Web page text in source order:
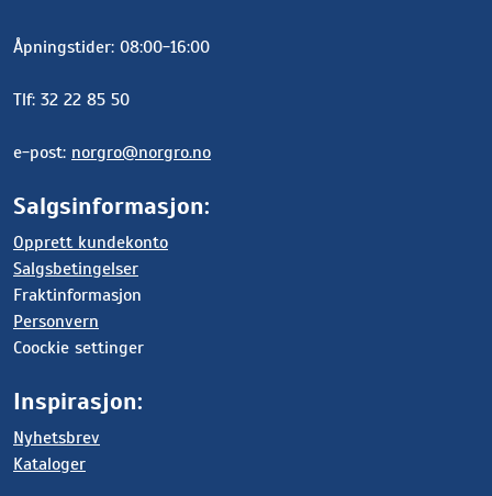
Åpningstider: 08:00-16:00
Tlf: 32 22 85 50
e-post: norgro@norgro.no
Salgsinformasjon:
Opprett kundekonto
Salgsbetingelser
Fraktinformasjon
Personvern
Coockie settinger
Inspirasjon:
Nyhetsbrev
Kataloger